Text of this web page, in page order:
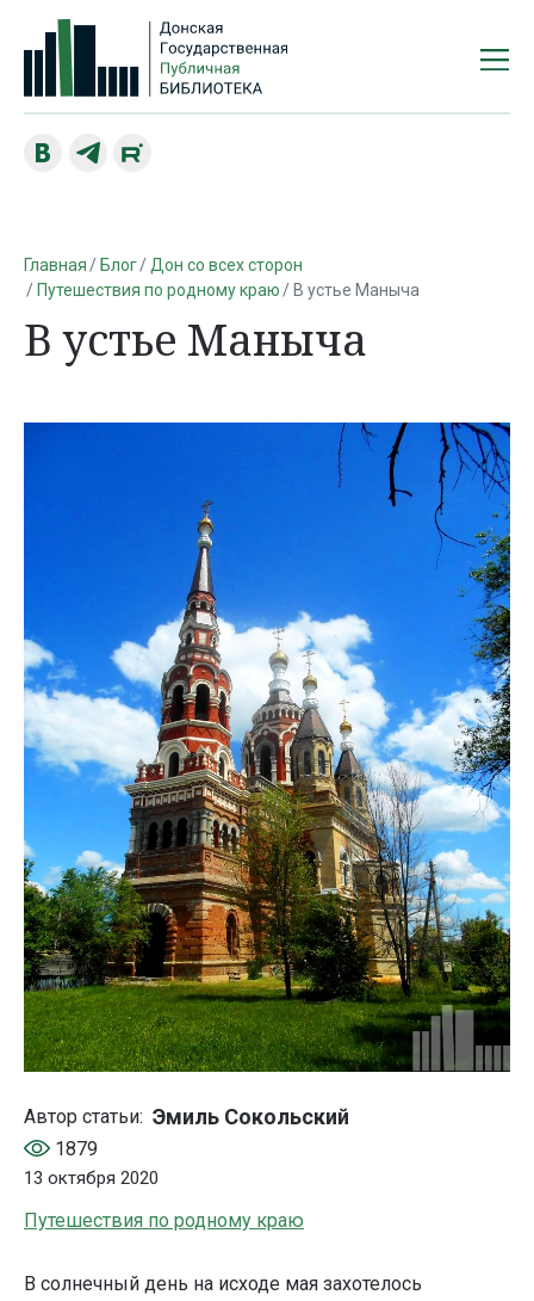
Главная Блог
Дон со всех сторон
Путешествия по родному краю
В устье Маныча
В устье Маныча
Автор статьи: Эмиль Сокольский
1879
13 октября 2020
Путешествия по родному краю
В солнечный день на исходе мая захотелось